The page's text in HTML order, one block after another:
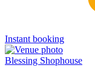
Instant booking
Blessing Shophouse